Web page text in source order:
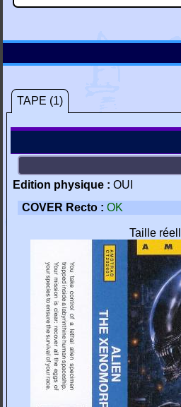
TAPE (1)
Edition physique : OUI
COVER Recto : OK
Taille